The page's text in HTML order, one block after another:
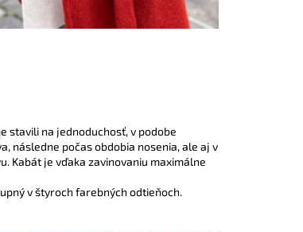
stavili na jednoduchosť, v podobe
následne počas obdobia nosenia, ale aj v
Kabát je vďaka zavinovaniu maximálne
v štyroch farebných odtieňoch.